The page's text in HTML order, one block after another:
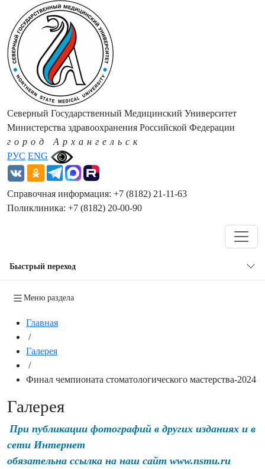
РУС ENG
Северный Государственный Медицинский Университет
Министерства здравоохранения Российской Федерации
город Архангельск
Справочная информация: +7 (8182) 21-11-63
Поликлиника: +7 (8182) 20-00-90
Быстрый переход
Меню раздела
Главная
/
Галерея
/
Финал чемпионата стоматологического мастерства-2024
Галерея
При публикации фотографий в других изданиях и в
сети Интернет
обязательна ссылка на наш сайт www.nsmu.ru